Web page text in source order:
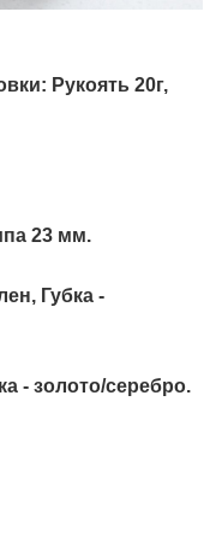
Рукоять 20г,
23 мм.
Губка -
- золото/серебро.